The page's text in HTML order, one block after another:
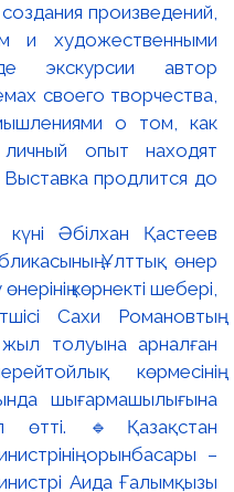
произведений,
и художественными
экскурсии автор
своего творчества,
о том, как
опыт находят
продлится до